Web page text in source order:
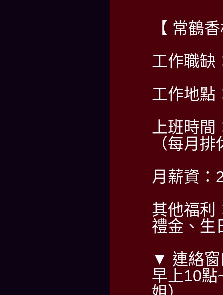
【 常鶴
工作職缺
工作地點
上班時
（每月
月薪資：
其他福利
禮金、生
▼ 連絡窗
早上10點